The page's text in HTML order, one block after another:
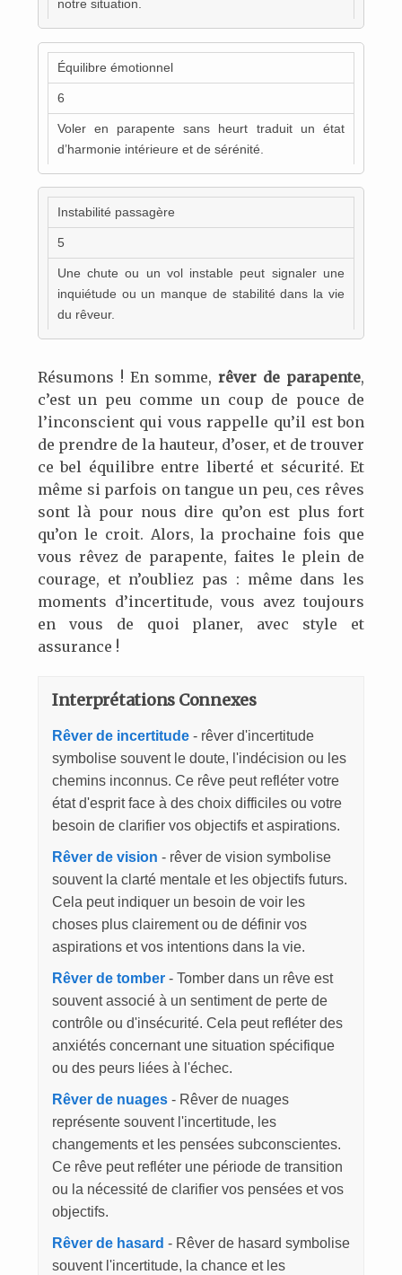
notre situation.
Équilibre émotionnel
6
Voler en parapente sans heurt traduit un état
d’harmonie intérieure et de sérénité.
Instabilité passagère
5
Une chute ou un vol instable peut signaler une
inquiétude ou un manque de stabilité dans la vie
du rêveur.
Résumons ! En somme,rêver de parapente,
c’est un peu comme un coup de pouce de
l’inconscient qui vous rappelle qu’il est bon
de prendre de la hauteur, d’oser, et de trouver
ce bel équilibre entre liberté et sécurité. Et
même si parfois on tangue un peu, ces rêves
sont là pour nous dire qu’on est plus fort
qu’on le croit. Alors, la prochaine fois que
vous rêvez de parapente, faites le plein de
courage, et n’oubliez pas : même dans les
moments d’incertitude, vous avez toujours
en vous de quoi planer, avec style et
assurance !
Interprétations Connexes
Rêver de incertitude- rêver d'incertitude
symbolise souvent le doute, l'indécision ou les
chemins inconnus. Ce rêve peut refléter votre
état d'esprit face à des choix difficiles ou votre
besoin de clarifier vos objectifs et aspirations.
Rêver de vision - rêver de vision symbolise
souvent la clarté mentale et les objectifs futurs.
Cela peut indiquer un besoin de voir les
choses plus clairement ou de définir vos
aspirations et vos intentions dans la vie.
Rêver de tomber- Tomber dans un rêve est
souvent associé à un sentiment de perte de
contrôle ou d'insécurité. Cela peut refléter des
anxiétés concernant une situation spécifique
ou des peurs liées à l'échec.
Rêver de nuages- Rêver de nuages
représente souvent l'incertitude, les
changements et les pensées subconscientes.
Ce rêve peut refléter une période de transition
ou la nécessité de clarifier vos pensées et vos
objectifs.
Rêver de hasard - Rêver de hasard symbolise
souvent l'incertitude, la chance et les